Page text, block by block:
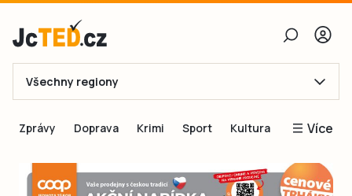
E-mail
Obnovit heslo
Všechny regiony
Zprávy Doprava Krimi Sport Kultura Více
Inspirace